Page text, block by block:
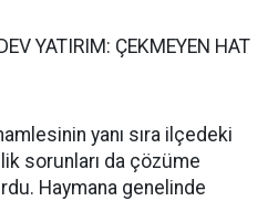
YATIRIM: ÇEKMEYEN HAT
yanı sıra ilçedeki
sorunları da çözüme
Haymana genelinde